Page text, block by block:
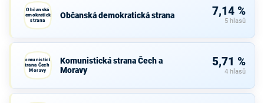
Občanská
demokratická
strana
Občanská demokratická strana 7,14 %
5 hlasů
Komunistická
strana Čech a
Moravy
Komunistická strana Čech a
Moravy
5,71 %
4 hlasů